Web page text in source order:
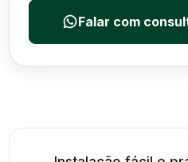
Falar com